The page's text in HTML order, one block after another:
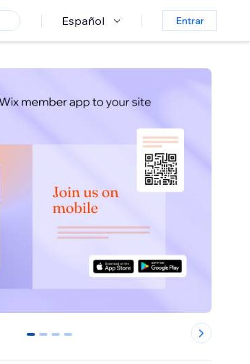
Español Entrar
0 1 2 3